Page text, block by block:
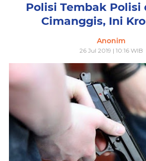
Polisi Tembak Polisi
Cimanggis, Ini
Anonim
26 Jul 2019 | 10:16 WIB